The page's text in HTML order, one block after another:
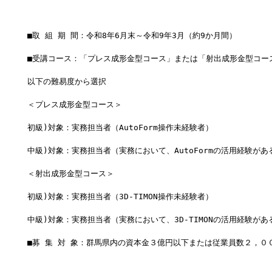
■取 組 期 間：令和8年6月末～令和9年3月（約9か月間）
■受講コース：「プレス成形金型コース」または「射出成形金型コー
以下の難易度から選択
＜プレス成形金型コース＞
初級)対象：実務担当者（AutoForm操作未経験者）
中級)対象：実務担当者（実務において、AutoFormの活用経験があ
＜射出成形金型コース＞
初級)対象：実務担当者（3D-TIMON操作未経験者）
中級)対象：実務担当者（実務において、3D-TIMONの活用経験があ
■募 集 対 象：群馬県内の資本金３億円以下または従業員数２，０